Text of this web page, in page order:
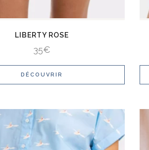
LIBERTY ROSE
35€
DÉCOUVRIR